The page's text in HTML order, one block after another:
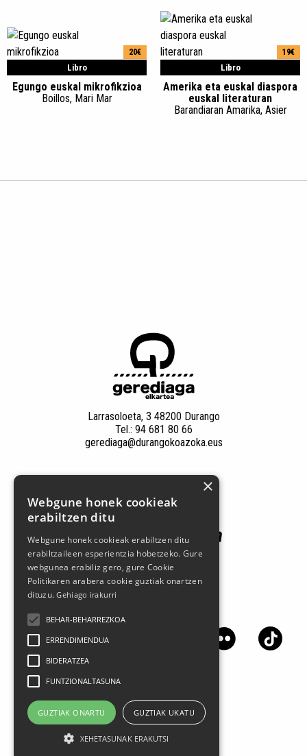
Libro
20€
Egungo euskal mikrofikzioa
Boillos, Mari Mar
Libro
19€
Amerika eta euskal diaspora
euskal literaturan
Barandiaran Amarika, Asier
Larrasoloeta, 3 48200 Durango
Tel.: 94 681 80 66
gerediaga@durangokoazoka.eus
×
Webgune honek cookieak
erabiltzen ditu
Webgune honek cookieak erabiltzen ditu
erabiltzaileen esperientzia hobetzeko. Gure
webgunea erabiliz gero, gure Cookie
Politikaren arabera cookie guztiak onartzen
dituzu.Gehiago irakurri
BEHAR-BEHARREZKOA
ERRENDIMENDUA
BIDERATZEA
FUNTZIONALTASUNA
GUZTIAK ONARTU GUZTIAK UKATU
XEHETASUNAK ERAKUTSI